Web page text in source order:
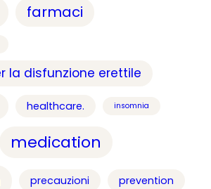
farmaci
la disfunzione erettile
healthcare. insomnia
medication
precauzioni prevention